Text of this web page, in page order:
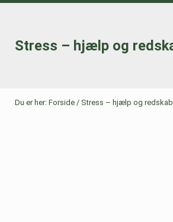
Stress – hjælp og
Du er her: Forside /Stress – hjælp og